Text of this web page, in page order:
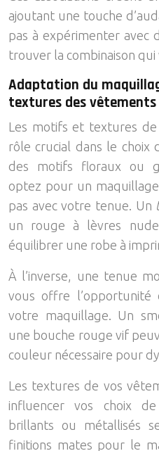
ajoutant une touche
pas à expérimenter avec
trouver la combinaison
Adaptation du
textures des vêtements
Les motifs et textures
rôle crucial dans le choix
des motifs floraux ou
optez pour un
pas avec votre tenue. Un
un rouge à lèvres
équilibrer une robe à
À l’inverse, une tenue
vous offre l’opportunité
votre maquillage. Un
une bouche rouge vif
couleur nécessaire pour
Les textures de vos
influencer vos choix
brillants ou métallisés
finitions mates pour le